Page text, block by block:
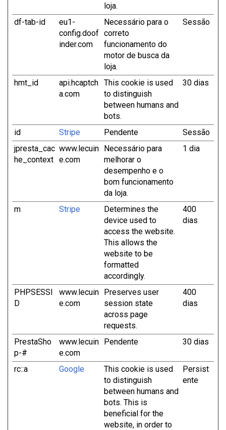
loja.
df-tab-id
eu1-
config.doof
inder.com
Necessário para o
correto
funcionamento do
motor de busca da
loja.
Sessão
hmt_id
api.hcaptch
a.com
This cookie is used
to distinguish
between humans and
bots.
30 dias
id Stripe Pendente
Sessão
jpresta_cac
he_context
www.lecuin
e.com
Necessário para
melhorar o
desempenho e o
bom funcionamento
da loja.
1 dia
m Stripe
Determines the
device used to
access the website.
This allows the
website to be
formatted
accordingly.
400
dias
PHPSESSI
D
www.lecuin
e.com
Preserves user
session state
across page
requests.
400
dias
PrestaSho
p-#
www.lecuin
e.com
Pendente 30 dias
rc::a Google
This cookie is used
to distinguish
between humans and
bots. This is
beneficial for the
website, in order to
Persist
ente